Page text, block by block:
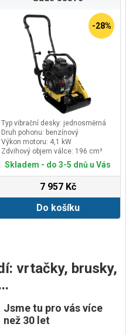
-28%
Typ vibrační desky: jednosměrná
Druh pohonu: benzínový
Výkon motoru: 4,1 kW
Zdvihový objem válce: 196 cm³
Skladem - do 3-5 dnů u Vás
7 957 Kč
Do košíku
vrtačky, brusky,
Jsme tu pro vás více
než 30 let